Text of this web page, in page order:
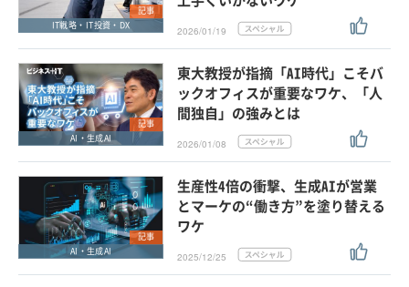
記事
IT戦略・IT投資・DX
2026/01/19
記事
AI・生成AI
東大教授が指摘「AI時代」こそバ
ックオフィスが重要なワケ、「人
間独自」の強みとは
2026/01/08
記事
AI・生成AI
生産性4倍の衝撃、生成AIが営業
とマーケの“働き方”を塗り替える
ワケ
2025/12/25